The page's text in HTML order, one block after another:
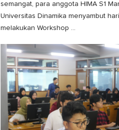
semangat, para anggota HIMA S1
Universitas Dinamika menyambut
melakukan Workshop ...